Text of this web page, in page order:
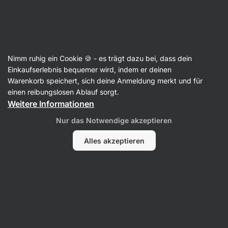
Olga Maj
Kein Eintrag gefunden.
Nimm ruhig ein Cookie 🍪 - es trägt dazu bei, dass dein
Einkaufserlebnis bequemer wird, indem er deinen
Warenkorb speichert, sich deine Anmeldung merkt und für
einen reibungslosen Ablauf sorgt.
Weitere Informationen
Nur das Notwendige akzeptieren
Alles akzeptieren